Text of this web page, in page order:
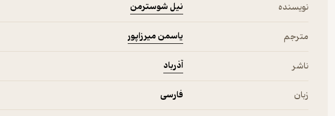
نویسنده نیل شوسترمن
مترجم یاسمن میرزاپور
ناشر آذرباد
زبان فارسی